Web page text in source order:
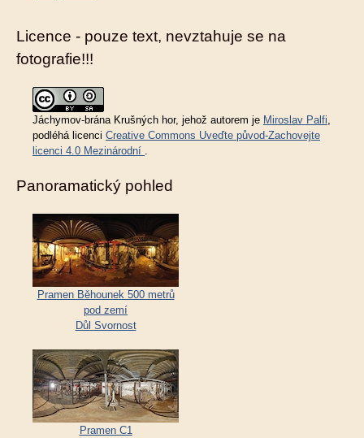
Licence - pouze text, nevztahuje se na
fotografie!!!
Jáchymov-brána Krušných hor, jehož autorem je Miroslav Palfi
podléhá licenci Creative Commons Uveďte původ-Zachovejte
licenci 4.0 Mezinárodní
Panoramatický pohled
Pramen Běhounek 500 metrů
pod zemí
Důl Svornost
Pramen C1